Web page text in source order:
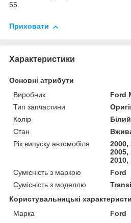
55.
Приховати
Характеристики
Основні атрибути
Виробник
Ford
Тип запчастини
Колір
Білий
Стан
Рік випуску автомобіля
2000,
2005,
2010,
Сумісність з маркою
Ford
Сумісність з моделлю
Користувальницькі
Марка
Ford